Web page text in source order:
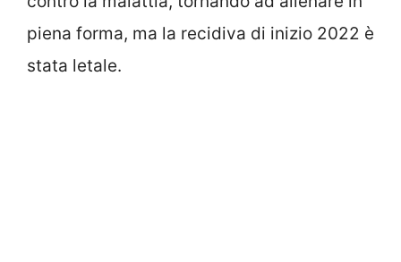
piena forma, ma la recidiva di inizio 2022 è
stata letale.